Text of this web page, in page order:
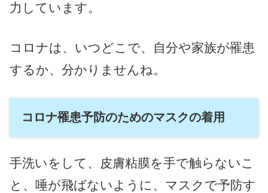
力しています。
コロナは、いつどこで、自分や家族が罹患
するか、分かりませんね。
コロナ罹患予防のためのマスクの着用
手洗いをして、皮膚粘膜を手で触らないこ
と、唾が飛ばないように、マスクで予防す